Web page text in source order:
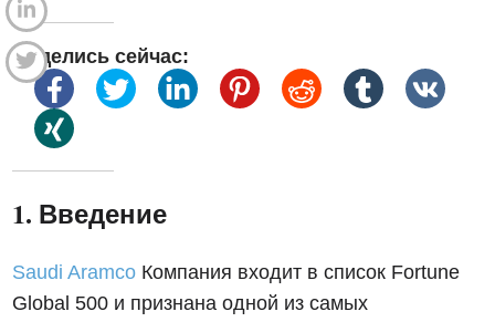
Поделись сейчас:
1. Введение
Saudi Aramco Компания входит в список Fortune
Global 500 и признана одной из самых